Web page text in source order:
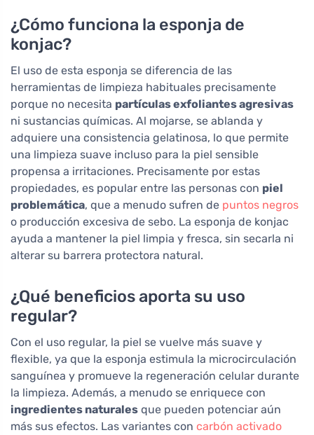
¿Cómo funciona la esponja de
konjac?
El uso de esta esponja se diferencia de las
herramientas de limpieza habituales precisamente
porque no necesita partículas exfoliantes agresivas
ni sustancias químicas. Al mojarse, se ablanda y
adquiere una consistencia gelatinosa, lo que permite
una limpieza suave incluso para la piel sensible
propensa a irritaciones. Precisamente por estas
propiedades, es popular entre las personas con piel
problemática, que a menudo sufren de puntos negros
o producción excesiva de sebo. La esponja de konjac
ayuda a mantener la piel limpia y fresca, sin secarla ni
alterar su barrera protectora natural.
¿Qué beneficios aporta su uso
regular?
Con el uso regular, la piel se vuelve más suave y
flexible, ya que la esponja estimula la microcirculación
sanguínea y promueve la regeneración celular durante
la limpieza. Además, a menudo se enriquece con
ingredientes naturales que pueden potenciar aún
más sus efectos. Las variantes con carbón activado